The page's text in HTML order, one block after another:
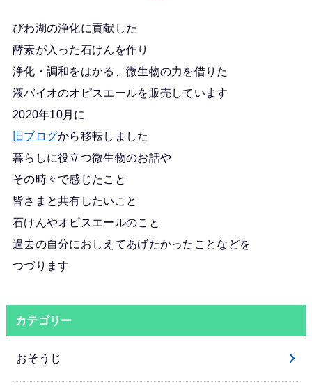
びわ湖の浄化に貢献した
酵素が入った石けんを作り
浄化・調和をはかる、微生物の力を借りた
液バイオのオピスエールを販売しています
2020年10月に
旧ブログから移転しました
暮らしに役立つ微生物のお話や
その時々で感じたこと
皆さまと共有したいこと
石けんやオピスエールのこと
過去の自分におしえてあげたかったことなどを
つづります
カテゴリー
おそうじ